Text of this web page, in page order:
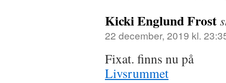
Kicki Englund Frost
22 december, 2019 kl.
Fixat. finns nu på
Livsrummet